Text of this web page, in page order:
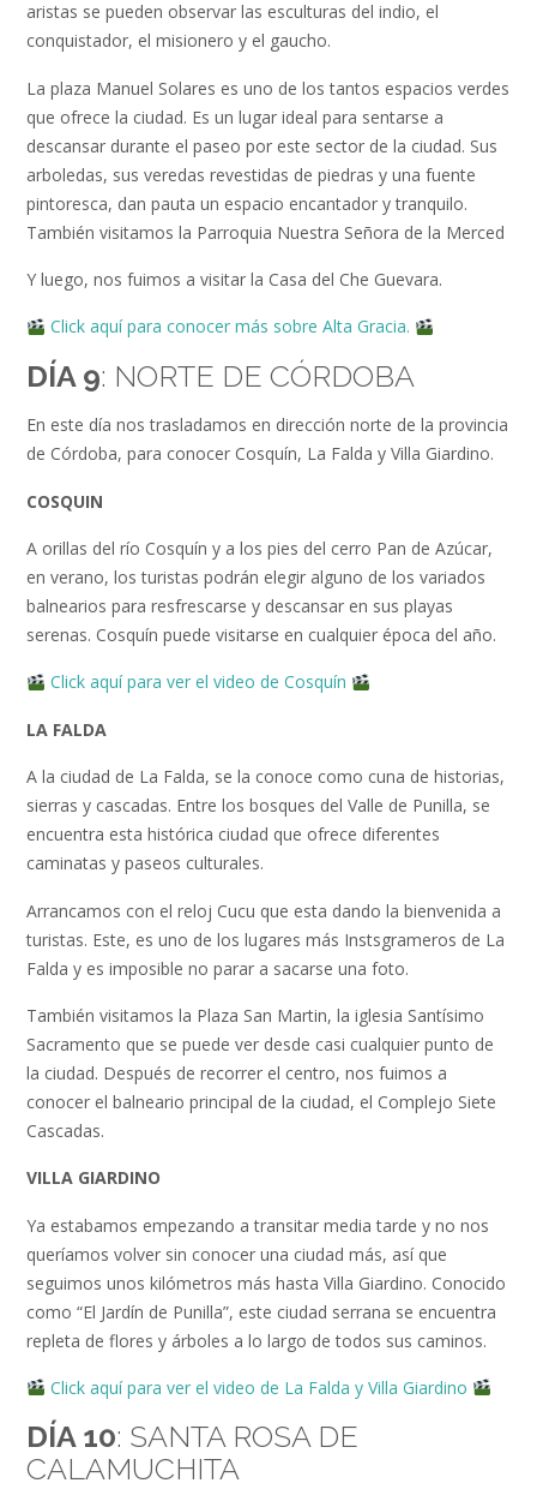
aristas se pueden observar las esculturas del indio, el
conquistador, el misionero y el gaucho.
La plaza Manuel Solares es uno de los tantos espacios verdes
que ofrece la ciudad. Es un lugar ideal para sentarse a
descansar durante el paseo por este sector de la ciudad. Sus
arboledas, sus veredas revestidas de piedras y una fuente
pintoresca, dan pauta un espacio encantador y tranquilo.
También visitamos la Parroquia Nuestra Señora de la Merced
Y luego, nos fuimos a visitar la Casa del Che Guevara.
Click aquí para conocer más sobre Alta Gracia.
DÍA 9: NORTE DE CÓRDOBA
En este día nos trasladamos en dirección norte de la provincia
de Córdoba, para conocer Cosquín, La Falda y Villa Giardino.
COSQUIN
A orillas del río Cosquín y a los pies del cerro Pan de Azúcar,
en verano, los turistas podrán elegir alguno de los variados
balnearios para resfrescarse y descansar en sus playas
serenas. Cosquín puede visitarse en cualquier época del año.
Click aquí para ver el video de Cosquín
LA FALDA
A la ciudad de La Falda, se la conoce como cuna de historias,
sierras y cascadas. Entre los bosques del Valle de Punilla, se
encuentra esta histórica ciudad que ofrece diferentes
caminatas y paseos culturales.
Arrancamos con el reloj Cucu que esta dando la bienvenida a
turistas. Este, es uno de los lugares más Instsgrameros de La
Falda y es imposible no parar a sacarse una foto.
También visitamos la Plaza San Martin, la iglesia Santísimo
Sacramento que se puede ver desde casi cualquier punto de
la ciudad. Después de recorrer el centro, nos fuimos a
conocer el balneario principal de la ciudad, el Complejo Siete
Cascadas.
VILLA GIARDINO
Ya estabamos empezando a transitar media tarde y no nos
queríamos volver sin conocer una ciudad más, así que
seguimos unos kilómetros más hasta Villa Giardino. Conocido
como “El Jardín de Punilla”, este ciudad serrana se encuentra
repleta de flores y árboles a lo largo de todos sus caminos.
Click aquí para ver el video de La Falda y Villa Giardino
DÍA 10: SANTA ROSA DE
CALAMUCHITA